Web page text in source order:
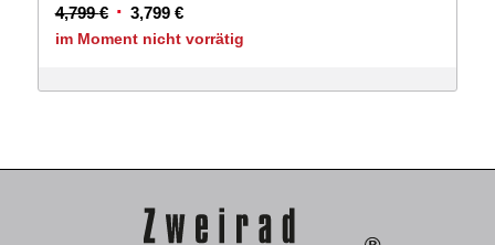
4,799€ Ursprünglicher
Preis
4,799 €
3,799 €Aktueller
Preis
3,799 €.
im Moment nicht vorrätig